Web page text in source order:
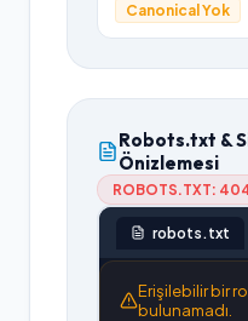
Canonical Yok
Robots.txt &
Önizlemesi
ROBOTS.TXT:
robots.txt
Erişilebilir bir
bulunamadı.